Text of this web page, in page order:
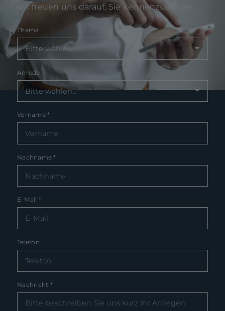
wir freuen uns darauf, Sie kennenzulernen.
Thema
Anrede
Vorname*
Nachname*
E-Mail *
Telefon
Nachricht *